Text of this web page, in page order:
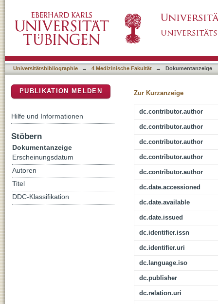
anorexia nervosa
Universitätsbibliographie → 4 Medizinische Fakultät → Dokumentanzeige
Zur Kurzanzeige
dc.contributor.author
dc.contributor.author
dc.contributor.author
dc.contributor.author
dc.contributor.author
dc.date.accessioned
dc.date.available
dc.date.issued
dc.identifier.issn
dc.identifier.uri
dc.language.iso
dc.publisher
dc.relation.uri
PUBLIKATION MELDEN
Hilfe und Informationen
Stöbern
Dokumentanzeige
Erscheinungsdatum
Autoren
Titel
DDC-Klassifikation